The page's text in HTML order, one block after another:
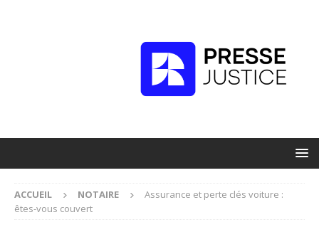
ACCUEIL NOTAIRE
Assurance et perte clés voiture :
êtes-vous couvert